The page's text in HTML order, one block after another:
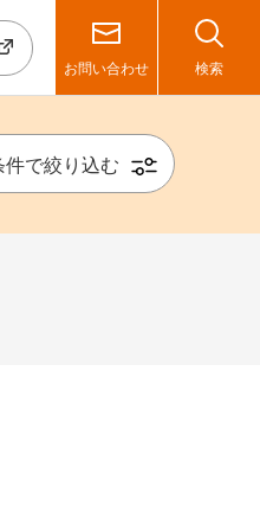
お問い合わせ 検索
件で絞り込む